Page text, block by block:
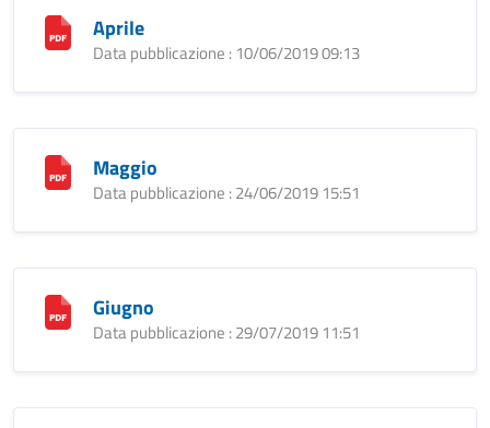
Aprile
Data pubblicazione : 10/06/2019 09:13
Maggio
Data pubblicazione : 24/06/2019 15:51
Giugno
Data pubblicazione : 29/07/2019 11:51